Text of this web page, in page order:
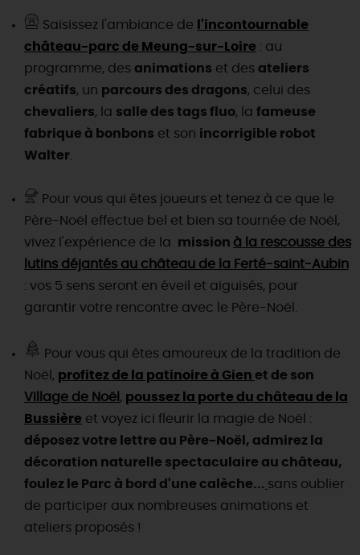
Saisissez l'ambiance de
l'incontournable
château-parc de Meung-sur-Loire : au
programme, des animations et des ateliers
créatifs, un parcours des dragons, celui des
chevaliers, la salle des tags fluo, la fameuse
fabrique à bonbons et son incorrigible robot
Walter
Pour vous qui êtes joueurs et tenez à ce que le
Père-Noël effectue bel et bien sa tournée de Noël,
vivez l'expérience de la mission à la rescousse des
lutins déjantés au château de la Ferté-saint-Aubin
: vos 5 sens seront en éveil et aiguisés, pour
garantir votre rencontre avec le Père-Noël.
Pour vous qui êtes amoureux de la tradition de
Noël, profitez de la patinoire à Gien et de son
Village de Noël , poussez la porte du château de la
Bussière et voyez ici fleurir la magie de Noël :
déposez votre lettre au Père-Noël, admirez la
décoration naturelle spectaculaire au château,
foulez le Parc à bord d'une calèche... sans oublier
de participer aux nombreuses animations et
ateliers proposés !